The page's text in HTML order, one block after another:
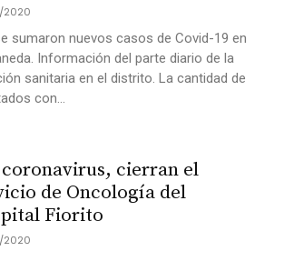
sumaron nuevos casos de Covid-19 en
Información del parte diario de la
sanitaria en el distrito. La cantidad de
con...
cierran el
de Oncología del
Fiorito